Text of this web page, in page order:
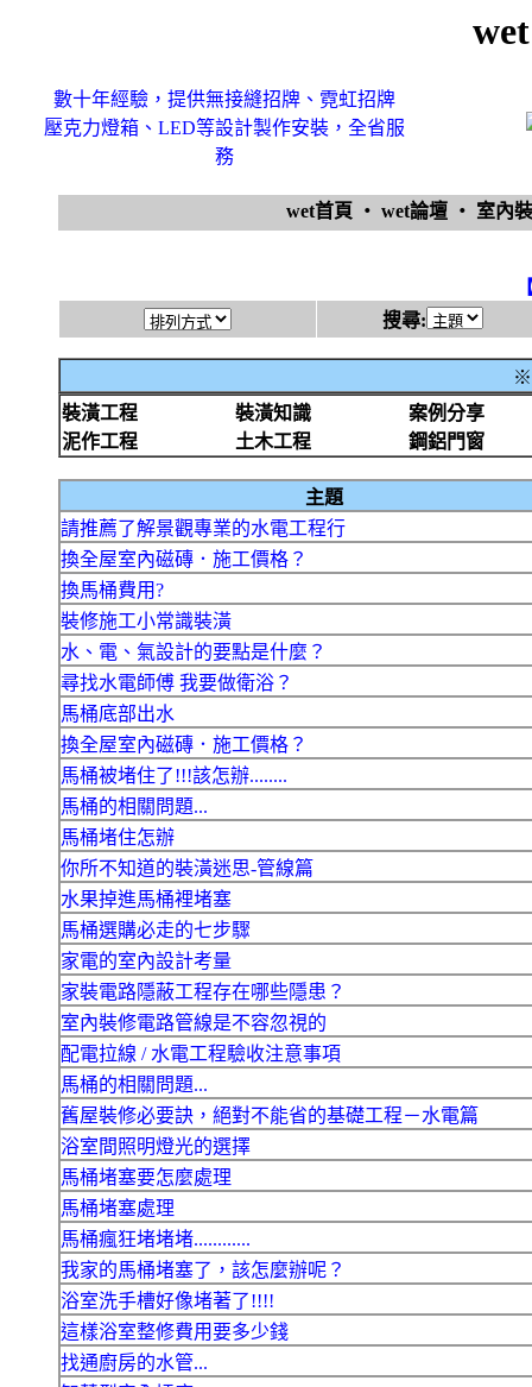
數十年經驗，提供無接縫招牌、霓虹招牌
壓克力燈箱、LED等設計製作安裝，全省服
務
wet首頁 ‧ wet論壇 ‧ 室內
搜尋:
※
裝潢工程
裝潢知識
案例分享
泥作工程
土木工程 鋼鋁門窗
主題
請推薦了解景觀專業的水電工程行
換全屋室內磁磚．施工價格？
換馬桶費用?
裝修施工小常識裝潢
水、電、氣設計的要點是什麼？
尋找水電師傅 我要做衛浴？
馬桶底部出水
換全屋室內磁磚．施工價格？
馬桶被堵住了!!!該怎辦........
馬桶的相關問題...
馬桶堵住怎辦
你所不知道的裝潢迷思-管線篇
水果掉進馬桶裡堵塞
馬桶選購必走的七步驟
家電的室內設計考量
家裝電路隱蔽工程存在哪些隱患？
室內裝修電路管線是不容忽視的
配電拉線 / 水電工程驗收注意事項
馬桶的相關問題...
舊屋裝修必要訣，絕對不能省的基礎工程－水電篇
浴室間照明燈光的選擇
馬桶堵塞要怎麼處理
馬桶堵塞處理
馬桶瘋狂堵堵堵............
我家的馬桶堵塞了，該怎麼辦呢？
浴室洗手槽好像堵著了!!!!
這樣浴室整修費用要多少錢
找通廚房的水管...